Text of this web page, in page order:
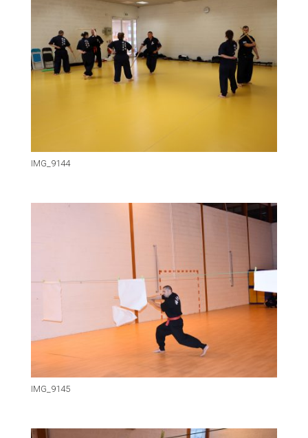
IMG_9144
IMG_9145